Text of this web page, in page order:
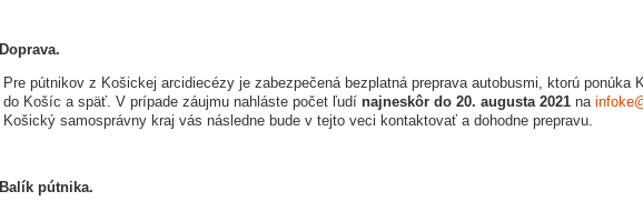
Doprava.
Pre pútnikov z Košickej arcidiecézy je zabezpečená bezplatná preprava autobusmi, ktorú ponúka
do Košíc a späť. V prípade záujmu nahláste počet ľudí najneskôr do 20. augusta 2021 na
Košický samosprávny kraj vás následne bude v tejto veci kontaktovať a dohodne prepravu.
Balík pútnika.